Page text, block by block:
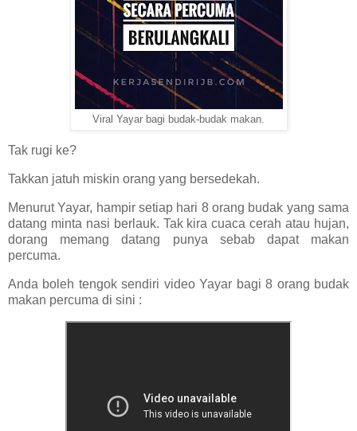
Viral Yayar bagi budak-budak makan.
Tak rugi ke?
Takkan jatuh miskin orang yang bersedekah.
Menurut Yayar, hampir setiap hari 8 orang budak yang sama
datang minta nasi berlauk. Tak kira cuaca cerah atau hujan,
dorang memang datang punya sebab dapat makan
percuma.
Anda boleh tengok sendiri video Yayar bagi 8 orang budak
makan percuma di sini :